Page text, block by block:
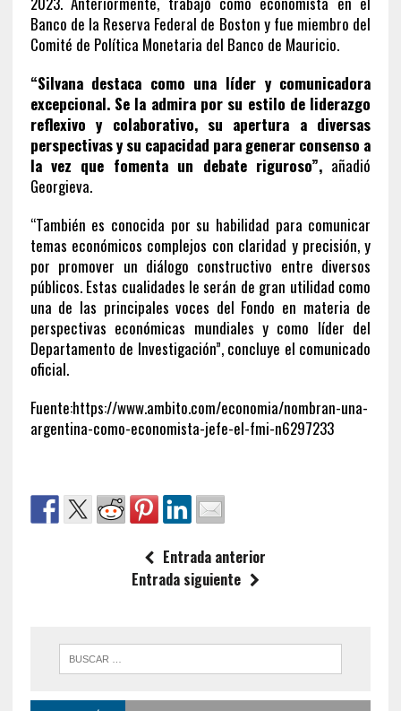
Banco de la Reserva Federal de Boston y fue miembro del
Comité de Política Monetaria del Banco de Mauricio.
“Silvana destaca como una líder y comunicadora
excepcional. Se la admira por su estilo de liderazgo
reflexivo y colaborativo, su apertura a diversas
perspectivas y su capacidad para generar consenso a
la vez que fomenta un debate riguroso”, añadió
Georgieva.
“También es conocida por su habilidad para comunicar
temas económicos complejos con claridad y precisión, y
por promover un diálogo constructivo entre diversos
públicos. Estas cualidades le serán de gran utilidad como
una de las principales voces del Fondo en materia de
perspectivas económicas mundiales y como líder del
Departamento de Investigación”, concluye el comunicado
oficial.
Fuente:https://www.ambito.com/economia/nombran-una-
argentina-como-economista-jefe-el-fmi-n6297233
Entrada anterior
Entrada siguiente